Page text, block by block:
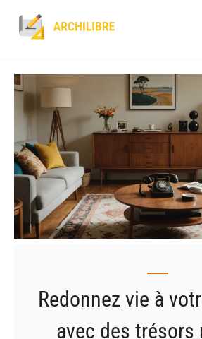
Redonnez vie à
avec des trésors